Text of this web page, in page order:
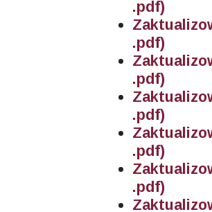
.pdf)
.pdf)
.pdf)
.pdf)
.pdf)
.pdf)